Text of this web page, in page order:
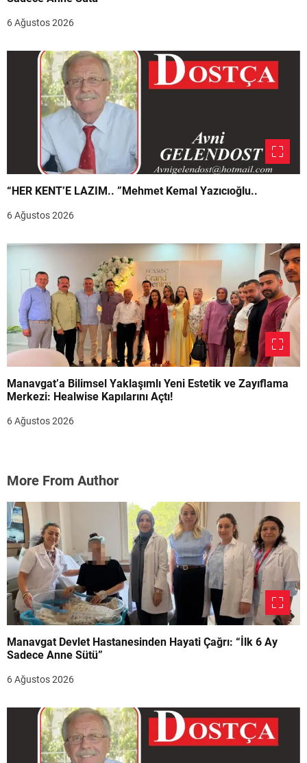
6 Ağustos 2026
“HER KENT’E LAZIM.. ”Mehmet Kemal Yazıcıoğlu..
6 Ağustos 2026
Manavgat’a Bilimsel Yaklaşımlı Yeni Estetik ve Zayıflama
Merkezi: Healwise Kapılarını Açtı!
6 Ağustos 2026
More From Author
Manavgat Devlet Hastanesinden Hayati Çağrı: “İlk 6 Ay
Sadece Anne Sütü”
6 Ağustos 2026